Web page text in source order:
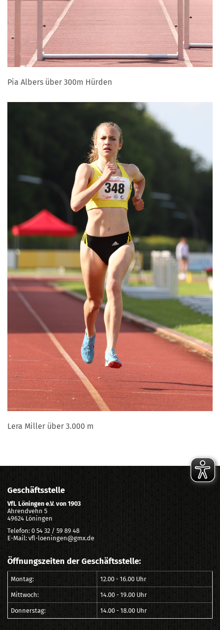
Pia Albers über 300m Hürden
Lera Miller über 3.000 m
Geschäftsstelle
VfL Löningen e.V. von 1903
Ahrendvehn 5
49624 Löningen
Telefon: 0 54 32 / 59 89 48
E-Mail: vfl-loeningen@gmx.de
Öffnungszeiten der Geschäftsstelle:
Montag: 12.00 - 16.00 Uhr
Mittwoch: 14.00 - 19.00 Uhr
Donnerstag: 14.00 - 18.00 Uhr